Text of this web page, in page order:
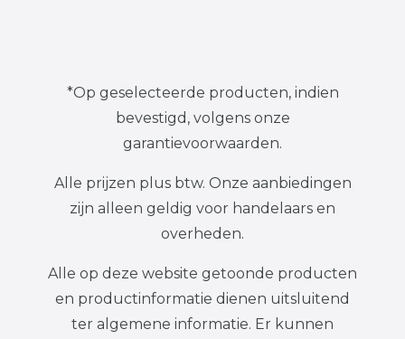
*Op geselecteerde producten, indien
bevestigd, volgens onze
garantievoorwaarden.
Alle prijzen plus btw. Onze aanbiedingen
zijn alleen geldig voor handelaars en
overheden.
Alle op deze website getoonde producten
en productinformatie dienen uitsluitend
ter algemene informatie. Er kunnen